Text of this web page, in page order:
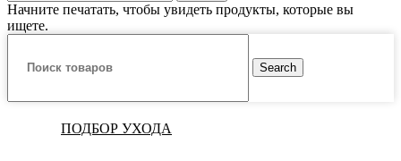
Начните печатать, чтобы увидеть продукты, которые вы
ищете.
Search
ПОДБОР УХОДА